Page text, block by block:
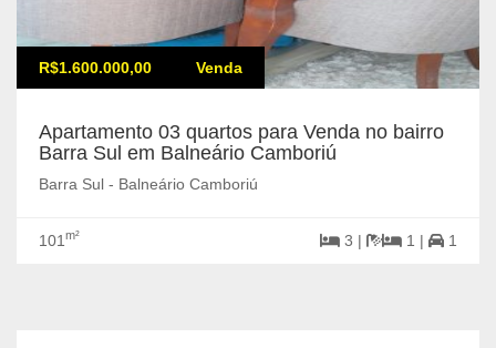
R$1.600.000,00 Venda
Apartamento 03 quartos para Venda no bairro
Barra Sul em Balneário Camboriú
Barra Sul - Balneário Camboriú
101 m² 3 | 1 | 1